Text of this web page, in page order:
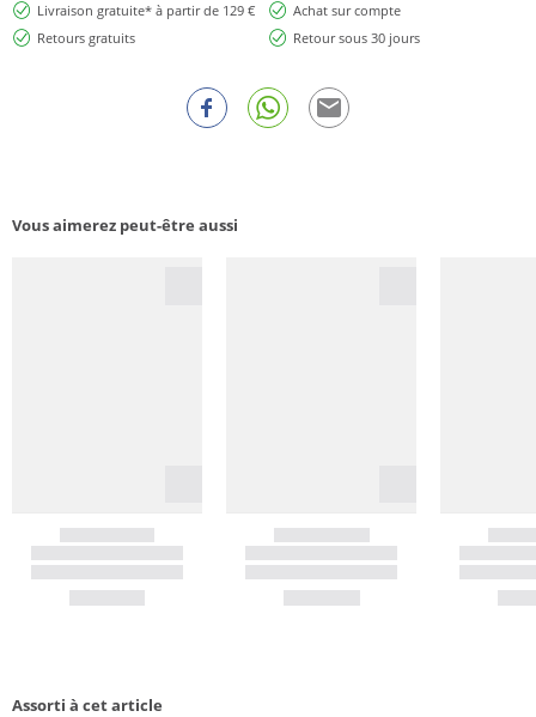
Livraison gratuite* à partir de 129 €
Achat sur compte
Retours gratuits
Retour sous 30 jours
Vous aimerez peut-être aussi
Assorti à cet article